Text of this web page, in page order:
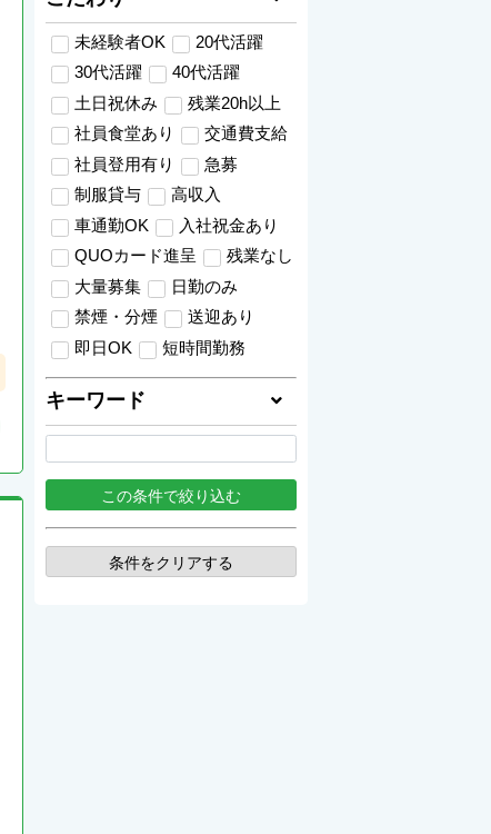
未経験者OK
20代活躍
30代活躍
40代活躍
土日祝休み
残業20h以上
社員食堂あり
交通費支給
社員登用有り
急募
制服貸与
高収入
車通勤OK
入社祝金あり
QUOカード進呈
残業なし
大量募集
日勤のみ
禁煙・分煙
送迎あり
即日OK
短時間勤務
キーワード
条件をクリアする